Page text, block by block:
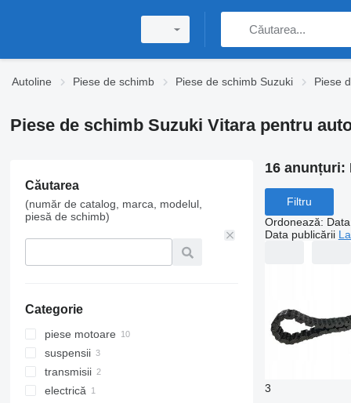
Autoline Piese de schimb Piese de schimb Suzuki Piese
Piese de schimb Suzuki Vitara pentru
Căutarea
(număr de catalog, marca, modelul,
piesă de schimb)
Categorie
piese motoare
capetele blocului de cilindrii
blocurile cilindrilor
suspensii
rulmenți
transmisii
rulmenți cu role
electrică
16 anunțuri:
Filtru
Ordonează:
Data publicării
3